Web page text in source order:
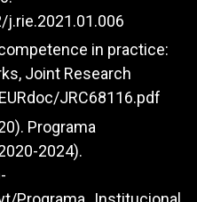
in practice:
Joint Research
JRC68116.pdf
Programa
2024).